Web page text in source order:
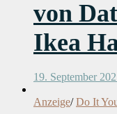
von
Ikea
19. September
Anzeige/ Do It